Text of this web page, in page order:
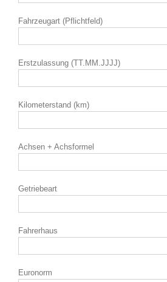
Fahrzeugart (Pflichtfeld)
Erstzulassung (TT.MM.JJJJ)
Kilometerstand (km)
Achsen + Achsformel
Getriebeart
Fahrerhaus
Euronorm